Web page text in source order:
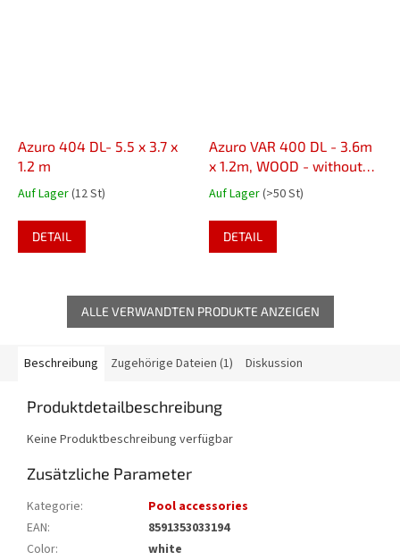
Azuro 404 DL- 5.5 x 3.7 x
1.2 m
Auf Lager(12 St)
DETAIL
Azuro VAR 400 DL - 3.6m
x 1.2m, WOOD - without
liner, ladder and filter,
with off-axis holes
Auf Lager(>50 St)
DETAIL
ALLE VERWANDTEN PRODUKTE ANZEIGEN
Beschreibung Zugehörige Dateien (1) Diskussion
Produktdetailbeschreibung
Keine Produktbeschreibung verfügbar
Zusätzliche Parameter
Kategorie:
Pool accessories
EAN:
8591353033194
Color:
white